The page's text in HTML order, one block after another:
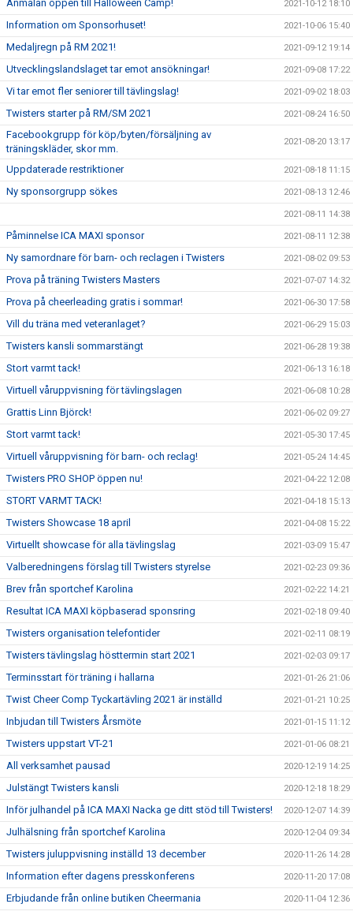
Anmälan öppen till Halloween Camp! 2021-10-12 18:10
Information om Sponsorhuset! 2021-10-06 15:40
Medaljregn på RM 2021! 2021-09-12 19:14
Utvecklingslandslaget tar emot ansökningar! 2021-09-08 17:22
Vi tar emot fler seniorer till tävlingslag! 2021-09-02 18:03
Twisters starter på RM/SM 2021 2021-08-24 16:50
Facebookgrupp för köp/byten/försäljning av
träningskläder, skor mm.
2021-08-20 13:17
Uppdaterade restriktioner 2021-08-18 11:15
Ny sponsorgrupp sökes 2021-08-13 12:46
2021-08-11 14:38
Påminnelse ICA MAXI sponsor 2021-08-11 12:38
Ny samordnare för barn- och reclagen i Twisters 2021-08-02 09:53
Prova på träning Twisters Masters 2021-07-07 14:32
Prova på cheerleading gratis i sommar! 2021-06-30 17:58
Vill du träna med veteranlaget? 2021-06-29 15:03
Twisters kansli sommarstängt 2021-06-28 19:38
Stort varmt tack! 2021-06-13 16:18
Virtuell våruppvisning för tävlingslagen 2021-06-08 10:28
Grattis Linn Björck! 2021-06-02 09:27
Stort varmt tack! 2021-05-30 17:45
Virtuell våruppvisning för barn- och reclag! 2021-05-24 14:45
Twisters PRO SHOP öppen nu! 2021-04-22 12:08
STORT VARMT TACK! 2021-04-18 15:13
Twisters Showcase 18 april 2021-04-08 15:22
Virtuellt showcase för alla tävlingslag 2021-03-09 15:47
Valberedningens förslag till Twisters styrelse 2021-02-23 09:36
Brev från sportchef Karolina 2021-02-22 14:21
Resultat ICA MAXI köpbaserad sponsring 2021-02-18 09:40
Twisters organisation telefontider 2021-02-11 08:19
Twisters tävlingslag hösttermin start 2021 2021-02-03 09:17
Terminsstart för träning i hallarna 2021-01-26 21:06
Twist Cheer Comp Tyckartävling 2021 är inställd 2021-01-21 10:25
Inbjudan till Twisters Årsmöte 2021-01-15 11:12
Twisters uppstart VT-21 2021-01-06 08:21
All verksamhet pausad 2020-12-19 14:25
Julstängt Twisters kansli 2020-12-18 18:29
Inför julhandel på ICA MAXI Nacka ge ditt stöd till Twisters! 2020-12-07 14:39
Julhälsning från sportchef Karolina 2020-12-04 09:34
Twisters juluppvisning inställd 13 december 2020-11-26 14:28
Information efter dagens presskonferens 2020-11-20 17:08
Erbjudande från online butiken Cheermania 2020-11-04 12:36